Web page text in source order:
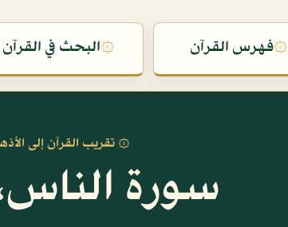
۞فهرس القرآن ۞البحث في القرآن
۞ تقريب القرآن إلى
سورة الناس،